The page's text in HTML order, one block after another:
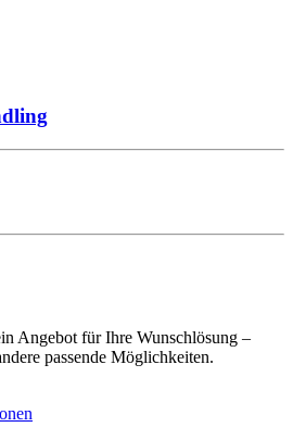
Angebot für Ihre Wunschlösung –
passende Möglichkeiten.